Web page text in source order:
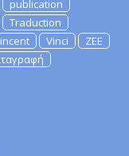
publication
Traduction
Vinci
ZEE